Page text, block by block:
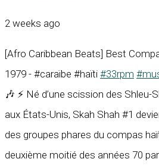
2 weeks ago
[Afro Caribbean Beats] Best
1979 - #caraïbe #haïti #33rpm
🎶 ⚡ Né d’une scission des Shleu-
aux États-Unis, Skah Shah #1
des groupes phares du compas
deuxième moitié des années 70